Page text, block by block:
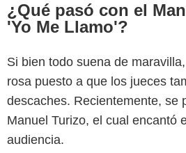
¿Qué pasó con el
'Yo Me Llamo'?
Si bien todo suena de
rosa puesto a que los jueces
descaches. Recientemente, se
Manuel Turizo, el cual encantó
audiencia.